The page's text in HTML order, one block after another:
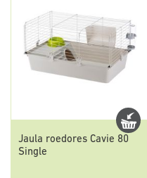
Jaula roedores Cavie 80
Single